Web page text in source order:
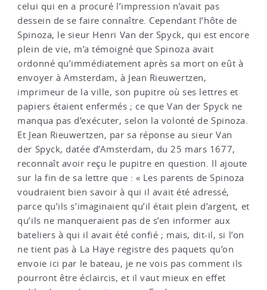
celui qui en a procuré l’impression n’avait pas
dessein de se faire connaître. Cependant l’hôte de
Spinoza, le sieur Henri Van der Spyck, qui est encore
plein de vie, m’a témoigné que Spinoza avait
ordonné qu’immédiatement après sa mort on eût à
envoyer à Amsterdam, à Jean Rieuwertzen,
imprimeur de la ville, son pupitre où ses lettres et
papiers étaient enfermés ; ce que Van der Spyck ne
manqua pas d’exécuter, selon la volonté de Spinoza.
Et Jean Rieuwertzen, par sa réponse au sieur Van
der Spyck, datée d’Amsterdam, du 25 mars 1677,
reconnaît avoir reçu le pupitre en question. Il ajoute
sur la fin de sa lettre que : « Les parents de Spinoza
voudraient bien savoir à qui il avait été adressé,
parce qu’ils s’imaginaient qu’il était plein d’argent, et
qu’ils ne manqueraient pas de s’en informer aux
bateliers à qui il avait été confié ; mais, dit-il, si l’on
ne tient pas à La Haye registre des paquets qu’on
envoie ici par le bateau, je ne vois pas comment ils
pourront être éclaircis, et il vaut mieux en effet